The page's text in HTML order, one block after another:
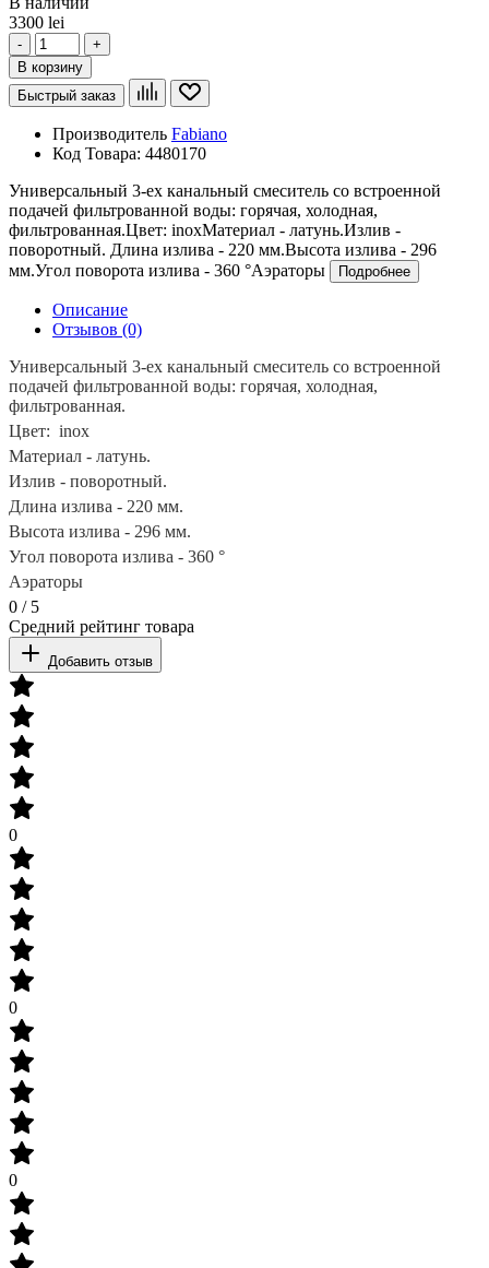
3300 lei
-
+
В корзину
Быстрый заказ
Производитель Fabiano
Код Товара: 4480170
Универсальный 3-ех канальный смеситель со встроенной
подачей фильтрованной воды: горячая, холодная,
фильтрованная.Цвет: inoxМатериал - латунь.Излив -
поворотный. Длина излива - 220 мм.Высота излива - 296
мм.Угол поворота излива - 360 °Аэраторы
Подробнее
Описание
Отзывов (0)
Универсальный 3-ех канальный смеситель со встроенной
подачей фильтрованной воды: горячая, холодная,
фильтрованная.
Цвет: inox
Материал - латунь.
Излив - поворотный.
Длина излива - 220 мм.
Высота излива - 296 мм.
Угол поворота излива - 360 °
Аэраторы
0 / 5
Средний рейтинг товара
Добавить отзыв
0
0
0